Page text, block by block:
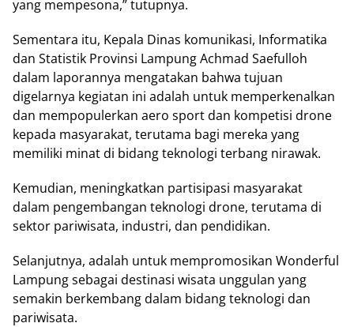
yang mempesona,” tutupnya.
Sementara itu, Kepala Dinas komunikasi, Informatika
dan Statistik Provinsi Lampung Achmad Saefulloh
dalam laporannya mengatakan bahwa tujuan
digelarnya kegiatan ini adalah untuk memperkenalkan
dan mempopulerkan aero sport dan kompetisi drone
kepada masyarakat, terutama bagi mereka yang
memiliki minat di bidang teknologi terbang nirawak.
Kemudian, meningkatkan partisipasi masyarakat
dalam pengembangan teknologi drone, terutama di
sektor pariwisata, industri, dan pendidikan.
Selanjutnya, adalah untuk mempromosikan Wonderful
Lampung sebagai destinasi wisata unggulan yang
semakin berkembang dalam bidang teknologi dan
pariwisata.